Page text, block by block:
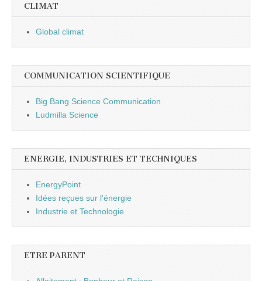
CLIMAT
Global climat
COMMUNICATION SCIENTIFIQUE
Big Bang Science Communication
Ludmilla Science
ENERGIE, INDUSTRIES ET TECHNIQUES
EnergyPoint
Idées reçues sur l'énergie
Industrie et Technologie
ETRE PARENT